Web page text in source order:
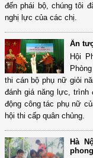
đến phái bộ, chúng tôi
nghị lực của các chị.
Ấn
Hội
thi cán bộ phụ nữ giỏi
đánh giá năng lực,
động công tác phụ nữ
hội thi cấp quân chủng.
Hà